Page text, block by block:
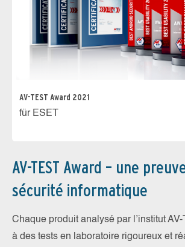
AV-TEST Award 2021
für ESET
AV-TEST Award – une
sécurité informatique
Chaque produit analysé par l’institut
à des tests en laboratoire rigoureux et